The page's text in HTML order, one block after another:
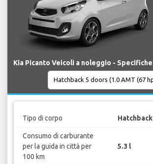
Kia Picanto Veicoli a noleggio - Specifiche
Tipo di corpo Hatchback
Consumo di carburante
per la guida in città per
100 km
5.3 l